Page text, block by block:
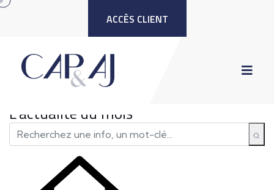
ACCÈS CLIENT
L'actualité du mois